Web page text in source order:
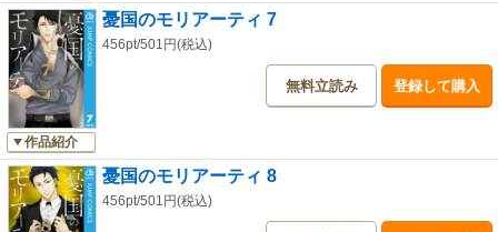
作品紹介
憂国のモリアーティ 7
456pt/501円(税込)
無料立読み 登録して購入
憂国のモリアーティ 8
456pt/501円(税込)